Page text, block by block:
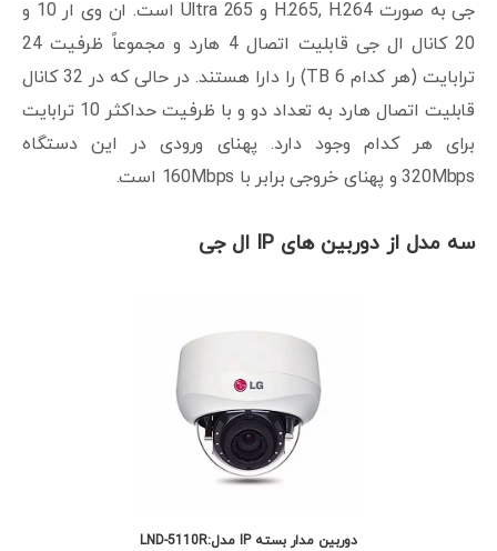
جی به صورت H.265, H.264 و Ultra 265 است. ان وی ار 10 و
20 کانال ال جی قابلیت اتصال 4 هارد و مجموعاً ظرفیت 24
ترابایت (هر کدام 6 TB) را دارا هستند. در حالی که در 32 کانال
قابلیت اتصال هارد به تعداد دو و با ظرفیت حداکثر 10 ترابایت
برای هر کدام وجود دارد. پهنای ورودی در این دستگاه
320Mbps و پهنای خروجی برابر با 160Mbps است.
سه مدل از دوربین های IP ال جی
دوربین مدار بسته IP مدل:LND-5110R